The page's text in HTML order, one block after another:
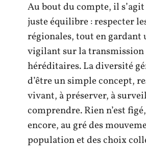
Au bout du compte, il
juste équilibre : respecter
régionales, tout en
vigilant sur la transmission
héréditaires. La diversité
d’être un simple concept,
vivant, à préserver, à
comprendre. Rien n’est
encore, au gré des
population et des choix